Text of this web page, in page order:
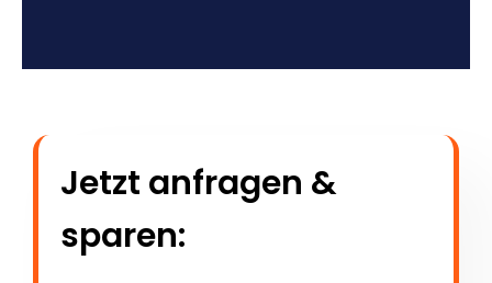
Jetzt anfragen &
sparen: